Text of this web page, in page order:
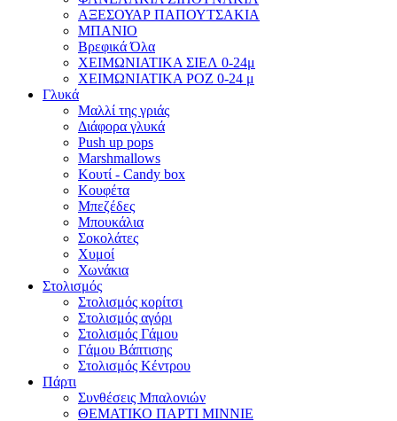
ΑΞΕΣΟΥΑΡ ΠΑΠΟΥΤΣΑΚΙΑ
ΜΠΑΝΙΟ
Βρεφικά Όλα
ΧΕΙΜΩΝΙΑΤΙΚΑ ΣΙΕΛ 0-24μ
ΧΕΙΜΩΝΙΑΤΙΚΑ ΡΟΖ 0-24 μ
Γλυκά
Μαλλί της γριάς
Διάφορα γλυκά
Push up pops
Marshmallows
Κουτί - Candy box
Κουφέτα
Μπεζέδες
Μπουκάλια
Σοκολάτες
Χυμοί
Χωνάκια
Στολισμός
Στολισμός κορίτσι
Στολισμός αγόρι
Στολισμός Γάμου
Γάμου Βάπτισης
Στολισμός Κέντρου
Πάρτι
Συνθέσεις Μπαλονιών
ΘΕΜΑΤΙΚΟ ΠΑΡΤΙ ΜΙΝΝΙΕ